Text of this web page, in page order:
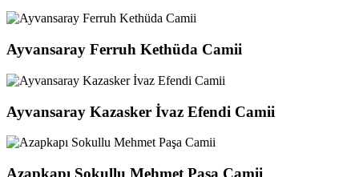
Ayvansaray Ferruh Kethüda Camii
Ayvansaray Kazasker İvaz Efendi Camii
Azapkapı Sokullu Mehmet Paşa Camii